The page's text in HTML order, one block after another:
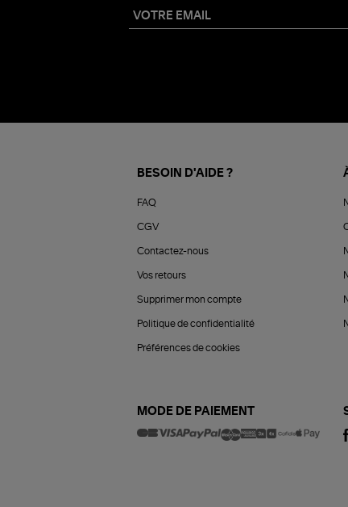
BESOIN D'AIDE ?
FAQ
CGV
Contactez-nous
Vos retours
Supprimer mon compte
Politique de confidentialité
Préférences de cookies
MODE DE PAIEMENT